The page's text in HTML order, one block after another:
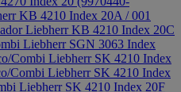
KB 4210 Index 20A / 001
Liebherr KB 4210 Index 20C
Liebherr SGN 3063 Index
Combi Liebherr SK 4210 Index
Combi Liebherr SK 4210 Index
Liebherr SK 4210 Index 20F